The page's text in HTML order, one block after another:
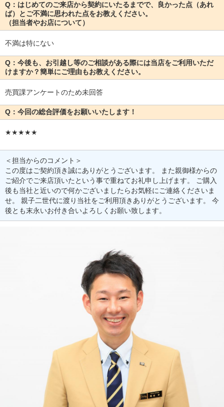
Q：はじめてのご来店から契約にいたるまでで、良かった点（あれ
ば）とご不満に思われた点をお教えください。
（担当者やお店について）
不満は特にない
Q：今後も、お引越し等のご相談がある際には当店をご利用いただ
けますか？簡単にご理由もお教えください。
売買課アンケートのため未回答
Q：今回の総合評価をお願いいたします！
★★★★★
＜担当からのコメント＞
この度はご契約頂き誠にありがとうございます。 また親御様からの
ご紹介でご来店頂いたという事で重ねてお礼申し上げます。 ご購入
後も当社と近いので何かございましたらお気軽にご連絡くださいま
せ。 親子二世代に渡り当社をご利用頂きありがとうございます。 今
後とも末永いお付き合いよろしくお願い致します。